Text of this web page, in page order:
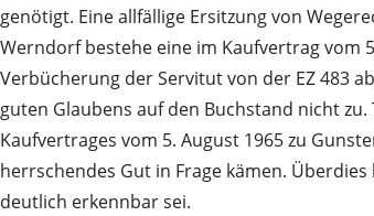
genötigt. Eine allfällige Ersitzung von
Werndorf bestehe eine im Kaufvertrag vom
Verbücherung der Servitut von der EZ 483
guten Glaubens auf den Buchstand nicht
Kaufvertrages vom 5. August 1965 zu
herrschendes Gut in Frage kämen.
deutlich erkennbar sei.